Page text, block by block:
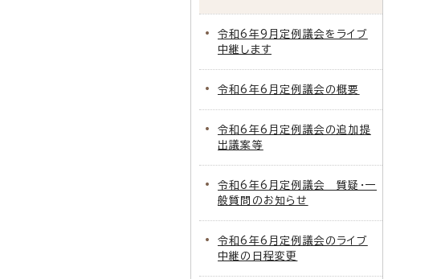
令和6年9月定例議会をライブ
中継します
令和6年6月定例議会の概要
令和6年6月定例議会の追加提
出議案等
令和6年6月定例議会 質疑・一
般質問のお知らせ
令和6年6月定例議会のライブ
中継の日程変更